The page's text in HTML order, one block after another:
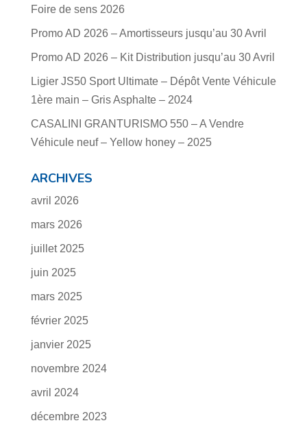
Foire de sens 2026
Promo AD 2026 – Amortisseurs jusqu’au 30 Avril
Promo AD 2026 – Kit Distribution jusqu’au 30 Avril
Ligier JS50 Sport Ultimate – Dépôt Vente Véhicule
1ère main – Gris Asphalte – 2024
CASALINI GRANTURISMO 550 – A Vendre
Véhicule neuf – Yellow honey – 2025
ARCHIVES
avril 2026
mars 2026
juillet 2025
juin 2025
mars 2025
février 2025
janvier 2025
novembre 2024
avril 2024
décembre 2023